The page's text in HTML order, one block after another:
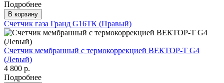
Подробнее
В корзину
Счетчик газа Гранд G16ТК (Правый)
Счетчик мембранный с термокоррекцией ВЕКТОР-Т G4
(Левый)
4 800 р.
Подробнее